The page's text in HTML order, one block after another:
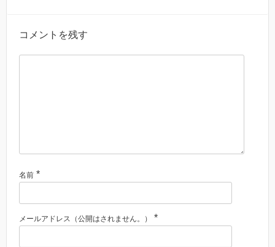
コメントを残す
名前 *
メールアドレス（公開はされません。） *